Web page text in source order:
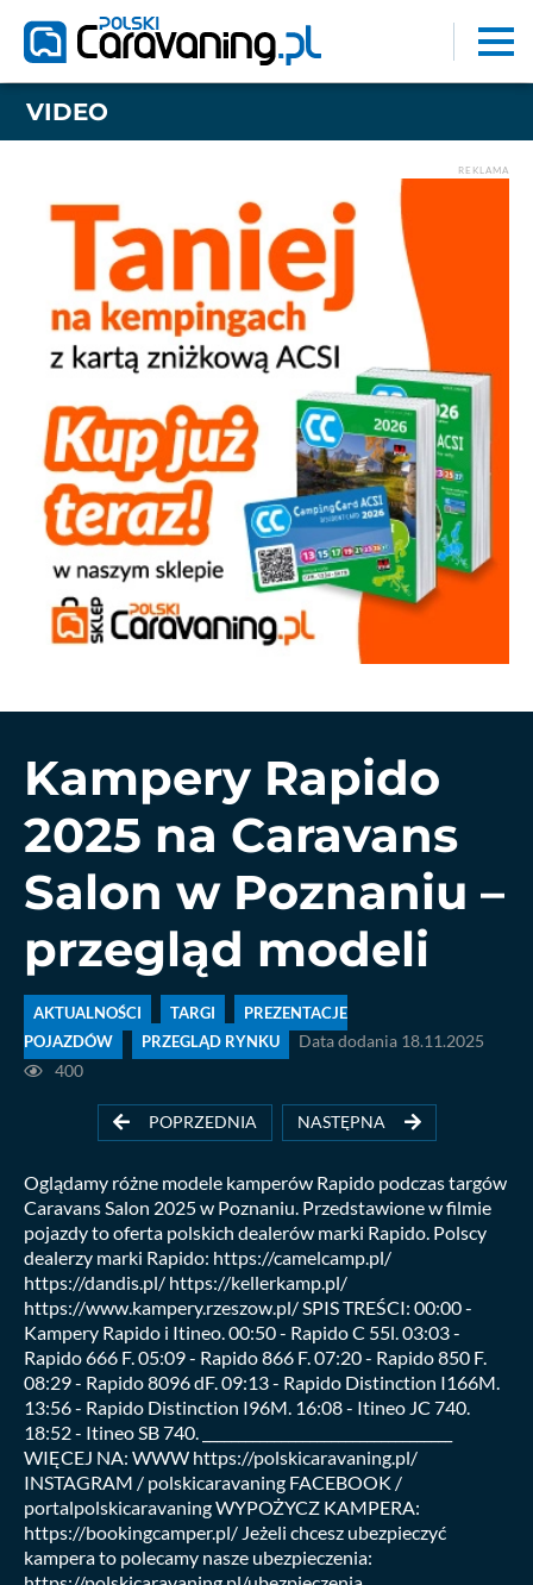
VIDEO
REKLAMA
Kampery Rapido
2025 na Caravans
Salon w Poznaniu –
przegląd modeli
AKTUALNOŚCI TARGI
PREZENTACJE
POJAZDÓW
PRZEGLĄD RYNKU
Data dodania 18.11.2025
400
POPRZEDNIA NASTĘPNA
Oglądamy różne modele kamperów Rapido podczas targów
Caravans Salon 2025 w Poznaniu. Przedstawione w filmie
pojazdy to oferta polskich dealerów marki Rapido. Polscy
dealerzy marki Rapido: https://camelcamp.pl/
https://dandis.pl/ https://kellerkamp.pl/
https://www.kampery.rzeszow.pl/ SPIS TREŚCI: 00:00 -
Kampery Rapido i Itineo. 00:50 - Rapido C 55l. 03:03 -
Rapido 666 F. 05:09 - Rapido 866 F. 07:20 - Rapido 850 F.
08:29 - Rapido 8096 dF. 09:13 - Rapido Distinction I166M.
13:56 - Rapido Distinction I96M. 16:08 - Itineo JC 740.
18:52 - Itineo SB 740. ___________________________________
WIĘCEJ NA: WWW https://polskicaravaning.pl/
INSTAGRAM / polskicaravaning FACEBOOK /
portalpolskicaravaning WYPOŻYCZ KAMPERA:
https://bookingcamper.pl/ Jeżeli chcesz ubezpieczyć
kampera to polecamy nasze ubezpieczenia: